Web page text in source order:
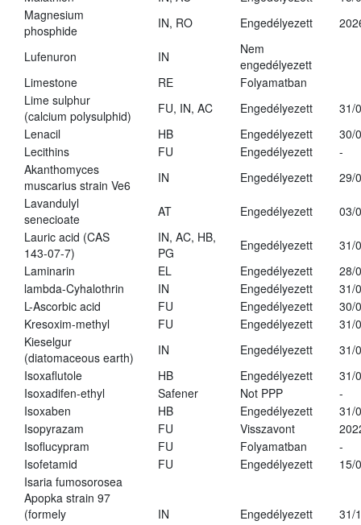
Magnesium
phosphide
IN, RO Engedélyezett
Lufenuron IN
Nem
engedélyezett
Limestone
RE
Folyamatban
Lime sulphur
(calcium polysulphid)
FU, IN, AC Engedélyezett
31/
Lenacil
HB Engedélyezett
30/
Lecithins
FU Engedélyezett
-
Akanthomyces
muscarius strain Ve6
IN Engedélyezett
29/
Lavandulyl
senecioate
AT Engedélyezett
03/
Lauric acid (CAS
143-07-7)
IN, AC, HB,
PG
Engedélyezett
31/
Laminarin
EL Engedélyezett
28/
lambda-Cyhalothrin
IN Engedélyezett
31/
L-Ascorbic acid
FU Engedélyezett
30/
Kresoxim-methyl
FU Engedélyezett
31/
Kieselgur
(diatomaceous earth)
IN Engedélyezett
31/
Isoxaflutole
HB Engedélyezett
31/
Isoxadifen-ethyl
Safener Not PPP
-
Isoxaben
HB Engedélyezett
31/
Isopyrazam
FU Visszavont
Isoflucypram
FU Folyamatban
-
Isofetamid
FU Engedélyezett
15/
Isaria fumosorosea
Apopka strain 97
(formely
IN Engedélyezett 31/